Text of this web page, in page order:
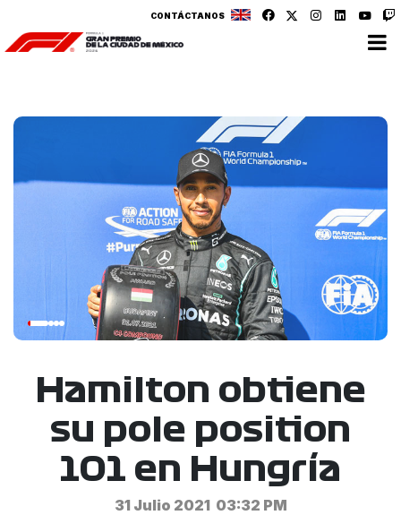
CONTÁCTANOS
Hamilton obtiene
su pole position
101 en Hungría
31 Julio 2021 03:32 PM